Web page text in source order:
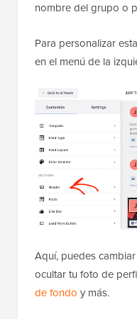
nombre del grupo o
Para personalizar
en el menú de la
Aquí, puedes
ocultar tu foto de
de fondo y más.